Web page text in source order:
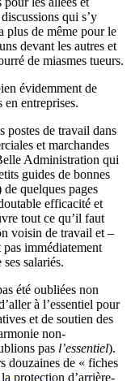
qui s’y
plus de même pour le
devant les autres et
de miasmes tueurs.
évidemment de
entreprises.
postes de travail dans
et marchandes
Administration qui
guides de bonnes
de quelques pages
efficacité et
tout ce qu’il faut
voisin de travail et –
immédiatement
salariés.
été oubliées non
à l’essentiel pour
et de soutien des
non-
pas l’essentiel).
douzaines de « fiches
protection d’arrière-